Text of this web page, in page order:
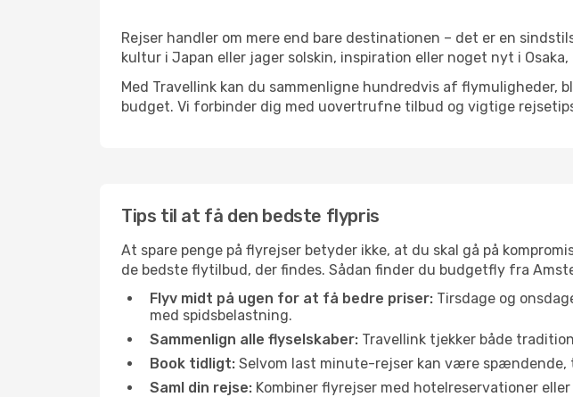
Rejser handler om mere end bare destinationen – det er en
kultur i Japan eller jager solskin, inspiration eller noget nyt i
Med Travellink kan du sammenligne hundredvis af flymuligheder,
budget. Vi forbinder dig med uovertrufne tilbud og vigtige
Tips til at få den bedste flypris
At spare penge på flyrejser betyder ikke, at du skal gå på
de bedste flytilbud, der findes. Sådan finder du budgetfly fra
Flyv midt på ugen for at få bedre priser: Tirsdage og
med spidsbelastning.
Sammenlign alle flyselskaber: Travellink tjekker både
Book tidligt: Selvom last minute-rejser kan være
Saml din rejse: Kombiner flyrejser med hotelreservationer